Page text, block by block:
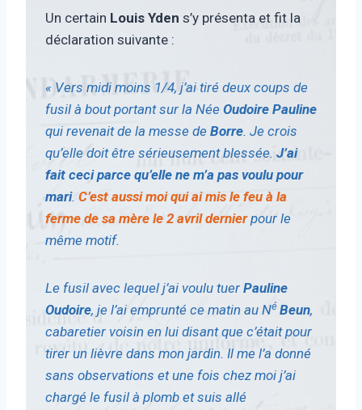
Un certain Louis Yden s’y présenta et fit la
déclaration suivante :
« Vers midi moins 1/4, j’ai tiré deux coups de
fusil à bout portant sur la Née Oudoire Pauline
qui revenait de la messe de Borre. Je crois
qu’elle doit être sérieusement blessée. J’ai
fait ceci parce qu’elle ne m’a pas voulu pour
mari. C’est aussi moi qui ai mis le feu à la
ferme de sa mère le 2 avril dernierpour le
même motif.
Le fusil avec lequel j’ai voulu tuer Pauline
Oudoire, je l’ai emprunté ce matin au Né Beun,
cabaretier voisin en lui disant que c’était pour
tirer un lièvre dans mon jardin. Il me l’a donné
sans observations et une fois chez moi j’ai
chargé le fusil à plomb et suis allé